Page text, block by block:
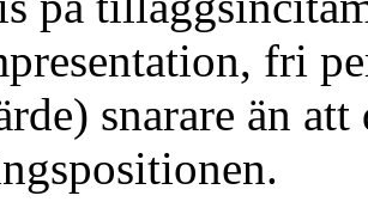
fri
snarare än